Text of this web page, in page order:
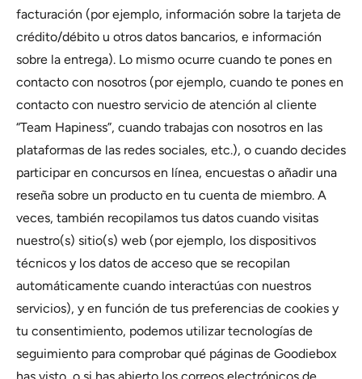
facturación (por ejemplo, información sobre la tarjeta de
crédito/débito u otros datos bancarios, e información
sobre la entrega). Lo mismo ocurre cuando te pones en
contacto con nosotros (por ejemplo, cuando te pones en
contacto con nuestro servicio de atención al cliente
“Team Hapiness”, cuando trabajas con nosotros en las
plataformas de las redes sociales, etc.), o cuando decides
participar en concursos en línea, encuestas o añadir una
reseña sobre un producto en tu cuenta de miembro. A
veces, también recopilamos tus datos cuando visitas
nuestro(s) sitio(s) web (por ejemplo, los dispositivos
técnicos y los datos de acceso que se recopilan
automáticamente cuando interactúas con nuestros
servicios), y en función de tus preferencias de cookies y
tu consentimiento, podemos utilizar tecnologías de
seguimiento para comprobar qué páginas de Goodiebox